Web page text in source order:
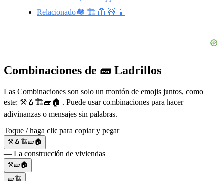
Relacionado🏘️ 🏗️ 🦺 🚧 📱
Combinaciones de 🧱 Ladrillos
Las Combinaciones son solo un montón de emojis juntos, como
este: ⚒️🪝🏗🧱🏠 . Puede usar combinaciones para hacer
adivinanzas o mensajes sin palabras.
Toque / haga clic para copiar y pegar
⚒️🪝🏗🧱🏠
— La construcción de viviendas
⚒️🧱🏠
🧱🏗️